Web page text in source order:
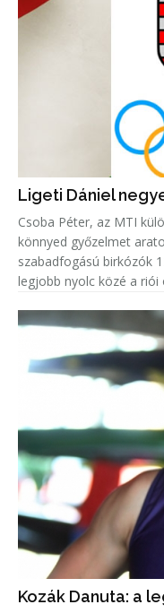
Ligeti Dániel
Csoba Péter, az MTI
könnyed győzelmet
szabadfogású birkózók
legjobb nyolc közé a riói
Kozák Danuta: a